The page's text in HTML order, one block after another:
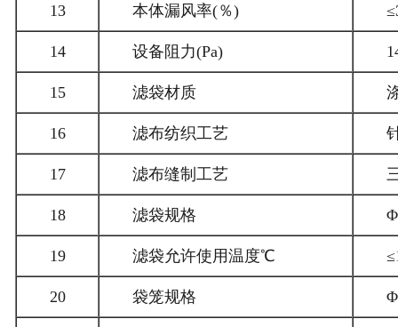
13 本体漏风率(％)
14 设备阻力(Pa)
15 滤袋材质
16 滤布纺织工艺
17 滤布缝制工艺
18 滤袋规格
19 滤袋允许使用温度℃
20 袋笼规格